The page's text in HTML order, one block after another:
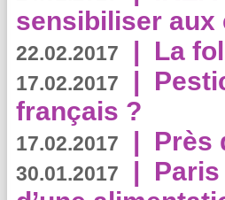
sensibiliser aux
22.02.2017 | La
17.02.2017 |
français ?
17.02.2017 | Près
30.01.2017 |